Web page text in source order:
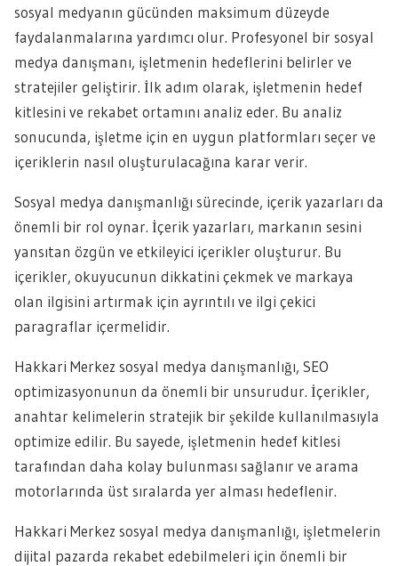
sosyal medyanın gücünden maksimum düzeyde
faydalanmalarına yardımcı olur. Profesyonel bir sosyal
medya danışmanı, işletmenin hedeflerini belirler ve
stratejiler geliştirir. İlk adım olarak, işletmenin hedef
kitlesini ve rekabet ortamını analiz eder. Bu analiz
sonucunda, işletme için en uygun platformları seçer ve
içeriklerin nasıl oluşturulacağına karar verir.
Sosyal medya danışmanlığı sürecinde, içerik yazarları da
önemli bir rol oynar. İçerik yazarları, markanın sesini
yansıtan özgün ve etkileyici içerikler oluşturur. Bu
içerikler, okuyucunun dikkatini çekmek ve markaya
olan ilgisini artırmak için ayrıntılı ve ilgi çekici
paragraflar içermelidir.
Hakkari Merkez sosyal medya danışmanlığı, SEO
optimizasyonunun da önemli bir unsurudur. İçerikler,
anahtar kelimelerin stratejik bir şekilde kullanılmasıyla
optimize edilir. Bu sayede, işletmenin hedef kitlesi
tarafından daha kolay bulunması sağlanır ve arama
motorlarında üst sıralarda yer alması hedeflenir.
Hakkari Merkez sosyal medya danışmanlığı, işletmelerin
dijital pazarda rekabet edebilmeleri için önemli bir